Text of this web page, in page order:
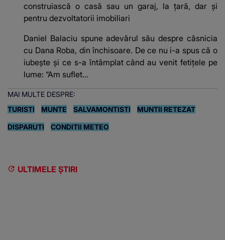
construiască o casă sau un garaj, la țară, dar și
pentru dezvoltatorii imobiliari
Daniel Balaciu spune adevărul său despre căsnicia
cu Dana Roba, din închisoare. De ce nu i-a spus că o
iubește și ce s-a întâmplat când au venit fetițele pe
lume: “Am suflet...
MAI MULTE DESPRE:
TURISTI
MUNTE SALVAMONTISTI MUNTII RETEZAT
DISPARUTI CONDITII METEO
ULTIMELE ȘTIRI